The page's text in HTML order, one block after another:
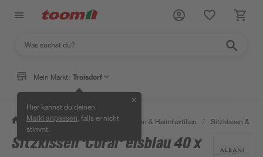
Mein Markt: Troisdorf
Hier kannst du deinen
Markt anpassen , falls er nicht
stimmt.
✕
/ Wohnen & Haushalt / Dekoration & Heimtextilien / Sitzkissen &
Sitzkissen 'Coral' eisblau 40 x